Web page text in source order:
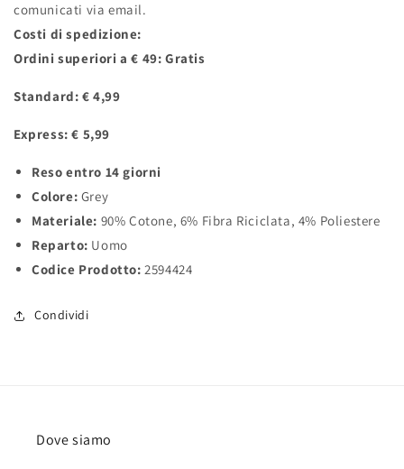
comunicati via email.
Costi di spedizione:
Ordini superiori a € 49: Gratis
Standard: € 4,99
Express: € 5,99
Reso entro 14 giorni
Colore: Grey
Materiale: 90% Cotone, 6% Fibra Riciclata, 4% Poliestere
Reparto: Uomo
Codice Prodotto: 2594424
Condividi
Dove siamo